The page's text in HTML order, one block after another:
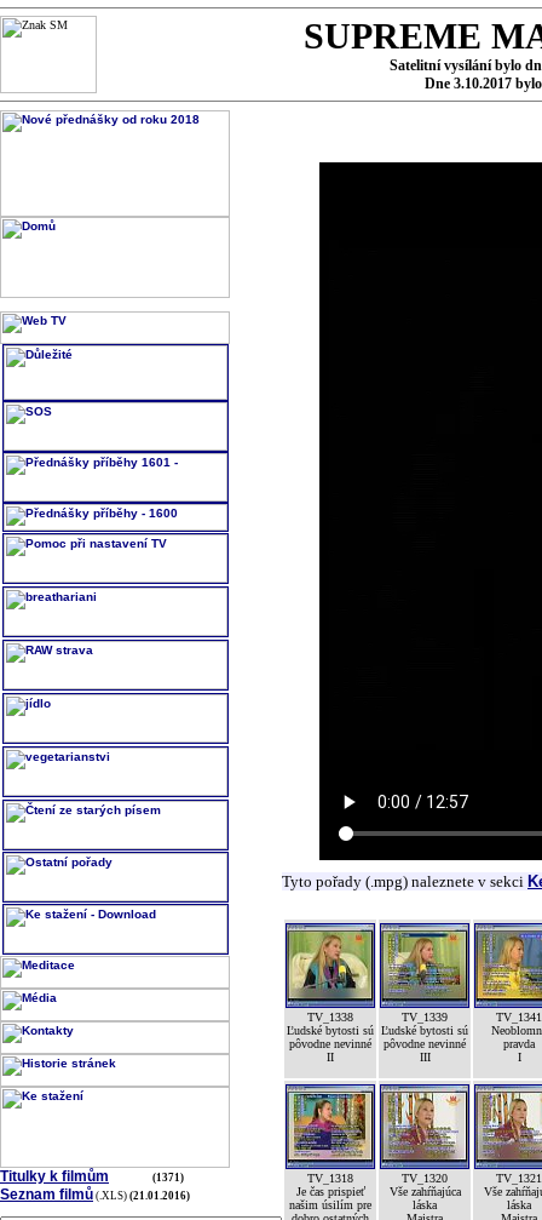
SUPREME
Satelitní vysílání bylo
Dne 3.10.2017
Titulky k filmům (1371)
Seznam filmů (.XLS) (21.01.2016)
Tyto pořady (.mpg) naleznete v sekci
TV_1338
Ľudské bytosti sú
pôvodne nevinné
II
TV_1339
Ľudské bytosti sú
pôvodne nevinné
III
TV_1341
pravda
I
TV_1318
Je čas prispieť
našim úsilím pre
TV_1320
Vše zahŕňajúca
láska
TV_1321
Vše
láska